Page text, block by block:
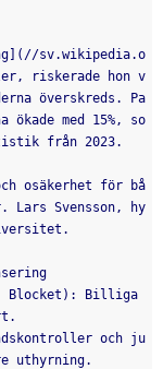
sv.wikipedia.o
riskerade hon v
överskreds. Pa
ökade med 15%, so
från 2023.
osäkerhet för bå
Lars Svensson, hy
Blocket): Billiga
och ju
uthyrning.